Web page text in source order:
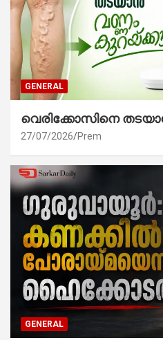
GENERAL
വെരിക്കോസിനെ
27/07/2026 Prem
GENERAL